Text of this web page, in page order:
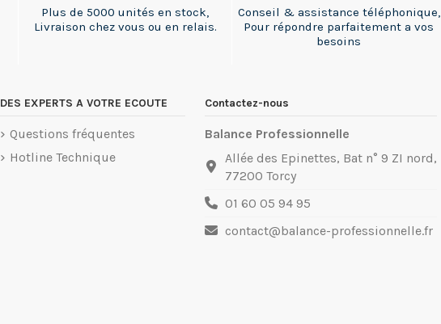
Plus de 5000 unités en stock,
Livraison chez vous ou en relais.
Conseil & assistance téléphonique,
Pour répondre parfaitement a vos
besoins
DES EXPERTS A VOTRE ECOUTE
Questions fréquentes
Hotline Technique
Contactez-nous
Balance Professionnelle
Allée des Epinettes, Bat n° 9 ZI nord,
77200 Torcy
01 60 05 94 95
contact@balance-professionnelle.fr